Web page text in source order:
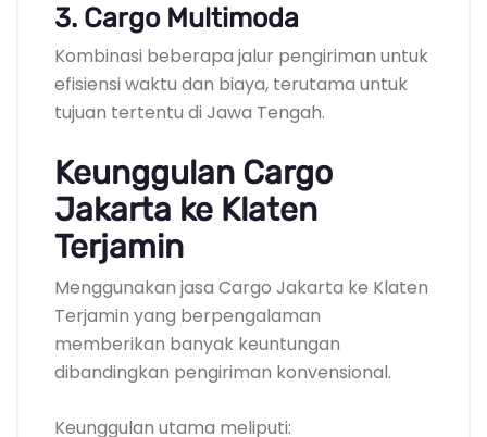
3. Cargo Multimoda
Kombinasi beberapa jalur pengiriman untuk
efisiensi waktu dan biaya, terutama untuk
tujuan tertentu di Jawa Tengah.
Keunggulan Cargo
Jakarta ke Klaten
Terjamin
Menggunakan jasa Cargo Jakarta ke Klaten
Terjamin yang berpengalaman
memberikan banyak keuntungan
dibandingkan pengiriman konvensional.
Keunggulan utama meliputi: